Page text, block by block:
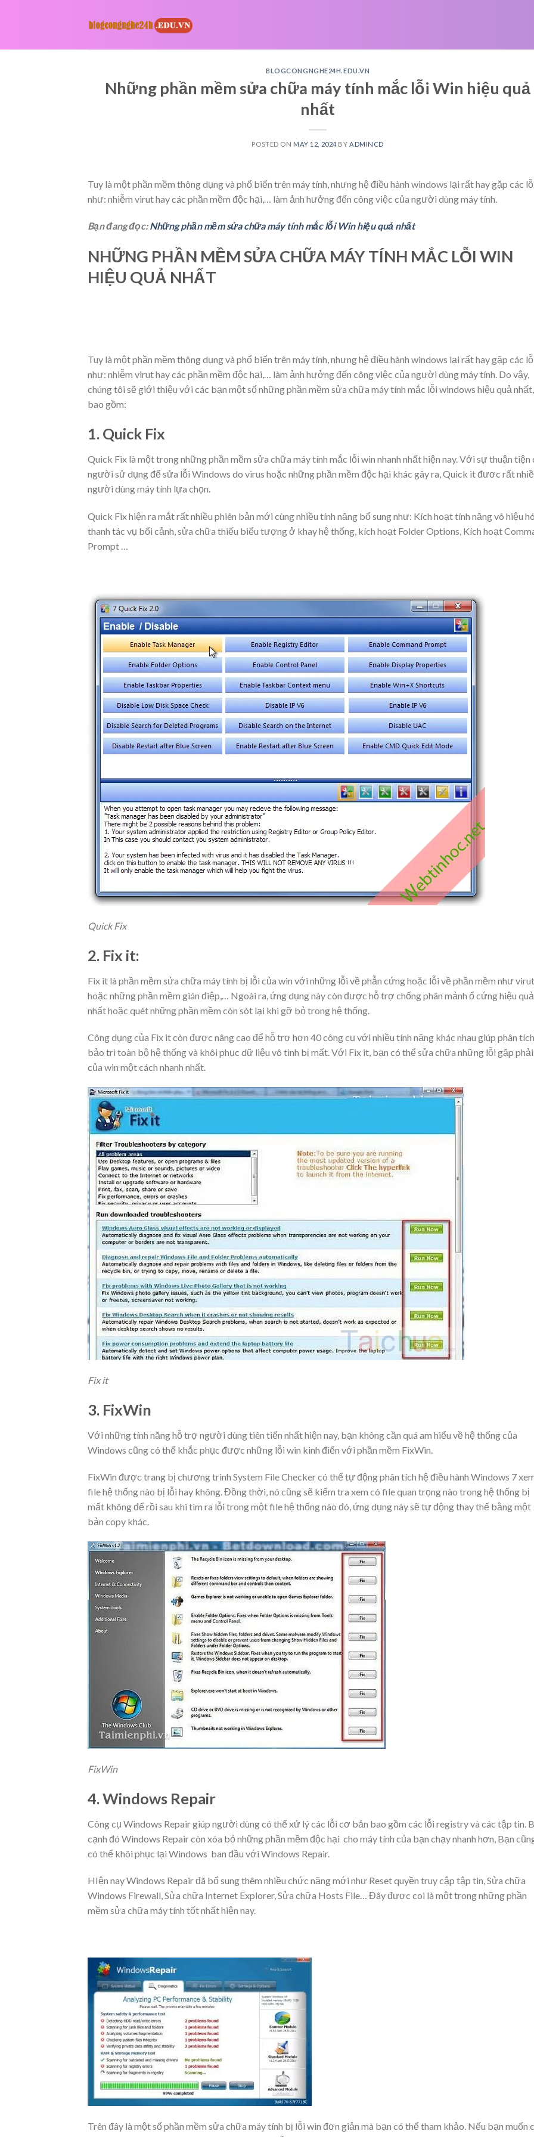
BLOGCONGNGHE24H.EDU.VN
Những phần mềm sửa chữa máy tính mắc lỗi Win hiệu quả
nhất
POSTED ON MAY 12, 2024 BY ADMINCD
Tuy là một phần mềm thông dụng và phổ biến trên máy tính, nhưng hệ điều hành windows lại rất hay gặp các
như: nhiễm virut hay các phần mềm độc hại,… làm ảnh hưởng đến công việc của người dùng máy tính.
Bạn đang đọc:Những phần mềm sửa chữa máy tính mắc lỗi Win hiệu quả nhất
NHỮNG PHẦN MỀM SỬA CHỮA MÁY TÍNH MẮC LỖI WIN
HIỆU QUẢ NHẤT
Tuy là một phần mềm thông dụng và phổ biến trên máy tính, nhưng hệ điều hành windows lại rất hay gặp các
như: nhiễm virut hay các phần mềm độc hại,… làm ảnh hưởng đến công việc của người dùng máy tính. Do vậy,
chúng tôi sẽ giới thiệu với các bạn một số nhữngphần mềm sửa chữa máy tính mắc lỗi windows hiệu quả nhất,
bao gồm:
1. Quick Fix
Quick Fix là một trong nhữngphần mềm sửa chữa máy tính mắc lỗi win nhanh nhất hiện nay. Với sự thuận tiện
người sử dụng để sửa lỗi Windows do virus hoặc những phần mềm độc hại khác gây ra, Quick it đươc rất
người dùng máy tính lựa chọn.
Quick Fix hiện ra mắt rất nhiều phiên bản mới cùng nhiều tính năng bổ sung như: Kích hoạt tính năng vô hiệu
thanh tác vụ bối cảnh, sửa chữa thiếu biểu tượng ở khay hệ thống, kích hoạt Folder Options, Kích hoạt
Prompt …
Quick Fix
2. Fix it:
Fix it là phần mềm sửa chữa máy tính bị lỗi của win với những lỗi về phẫn cứng hoặc lỗi về phần mềm như virut
hoặc những phần mềm gián điệp,… Ngoài ra, ứng dụng này còn được hỗ trợ chống phân mảnh ổ cứng hiệu quả
nhất hoặc quét những phần mềm còn sót lại khi gỡ bỏ trong hệ thống.
Công dụng của Fix it còn được nâng cao để hỗ trợ hơn 40 công cụ với nhiều tính năng khác nhau giúp phân tích
bảo trì toàn bộ hệ thống và khôi phục dữ liệu vô tình bị mất. Với Fix it, bạn có thể sửa chữa những lỗi gặp phải
của win một cách nhanh nhất.
Fix it
3. FixWin
Với những tính năng hỗ trợ người dùng tiên tiến nhất hiện nay, bạn không cần quá am hiểu về hệ thống của
Windows cũng có thể khắc phục được những lỗi win kinh điển với phần mềm FixWin.
FixWin được trang bị chương trình System File Checker có thể tự động phân tích hệ điều hành Windows 7
file hệ thống nào bị lỗi hay không. Đồng thời, nó cũng sẽ kiểm tra xem có file quan trọng nào trong hệ thống bị
mất không để rồi sau khi tìm ra lỗi trong một file hệ thống nào đó, ứng dụng này sẽ tự động thay thế bằng một
bản copy khác.
FixWin
4. Windows Repair
Công cụ Windows Repair giúp người dùng có thể xử lý các lỗi cơ bản bao gồm các lỗi registry và các tập tin.
cạnh đó Windows Repair còn xóa bỏ những phần mềm độc hại cho máy tính của bạn chạy nhanh hơn, Bạn
có thể khôi phục lại Windows ban đầu với Windows Repair.
HIện nay Windows Repair đã bổ sung thêm nhiều chức năng mới như Reset quyền truy cập tập tin, Sửa chữa
Windows Firewall, Sửa chữa Internet Explorer, Sửa chữa Hosts File… Đây được coi là một trong nhữngphần
mềm sửa chữa máy tính tốt nhất hiện nay.
Trên đây là một sốphần mềm sửa chữa máy tính bị lỗi win đơn giản mà bạn có thể tham khảo. Nếu bạn muốn